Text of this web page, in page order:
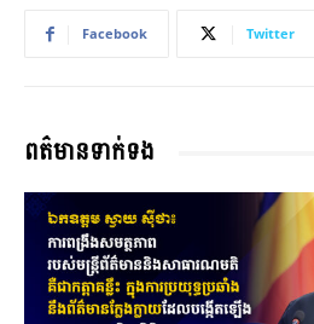
Facebook Twitter
ពត៌មានទាក់ទង